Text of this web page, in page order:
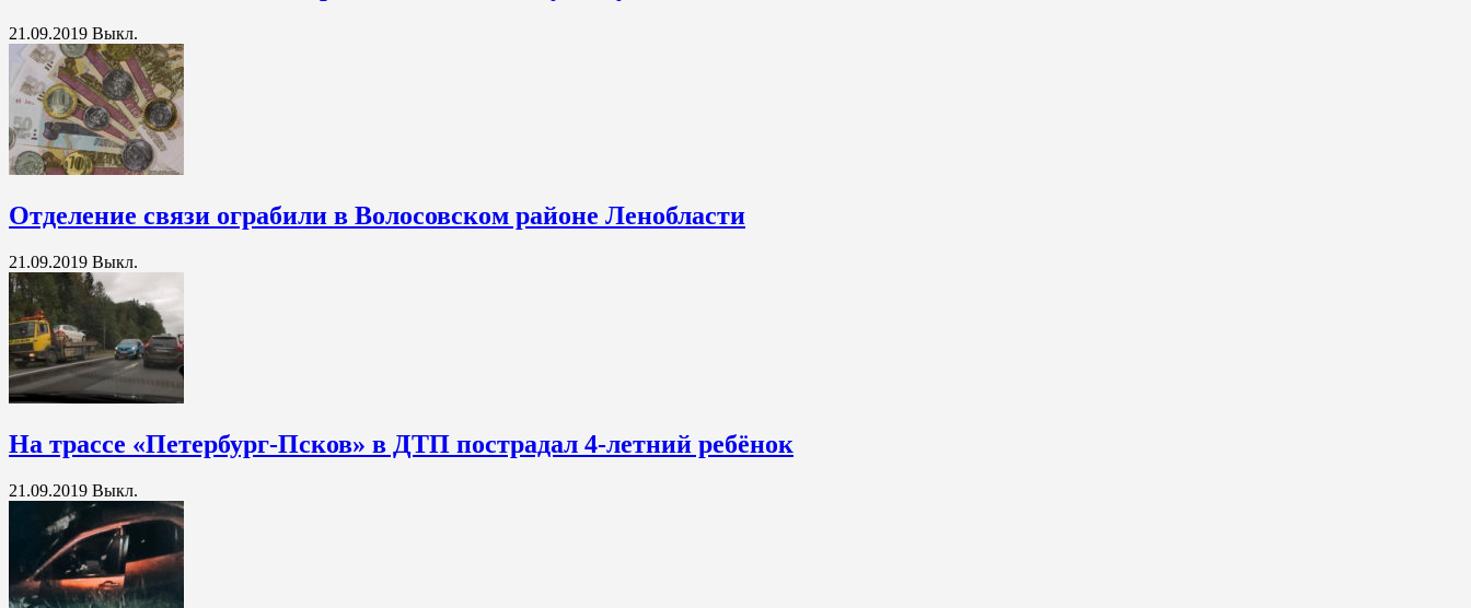
21.09.2019 Выкл.
Отделение связи ограбили в Волосовском районе Ленобласти
21.09.2019 Выкл.
На трассе «Петербург-Псков» в ДТП пострадал 4-летний ребёнок
21.09.2019 Выкл.